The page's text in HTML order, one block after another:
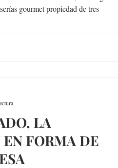
gourmet propiedad de tres
LA
FORMA DE